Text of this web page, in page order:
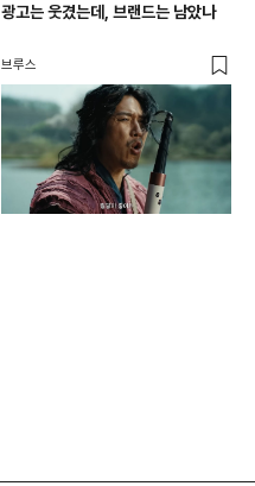
광고는 웃겼는데, 브랜드는 남았나
브루스